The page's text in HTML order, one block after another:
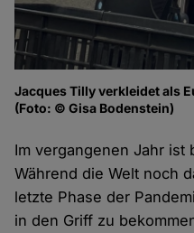
Jacques Tilly verkleidet als
(Foto: © Gisa Bodenstein)
Im vergangenen Jahr ist
Während die Welt noch
letzte Phase der
in den Griff zu